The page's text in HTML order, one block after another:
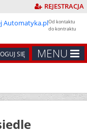
REJESTRACJA
Od kontaktu
do kontraktu
MENU
SIĘ